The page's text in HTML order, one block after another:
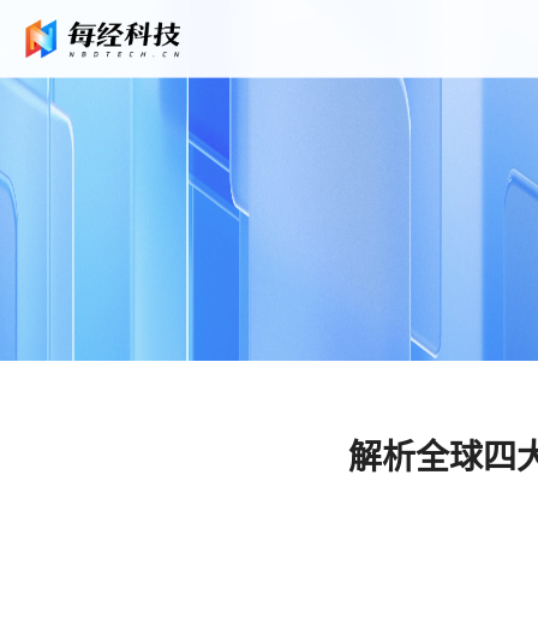
解析全球四